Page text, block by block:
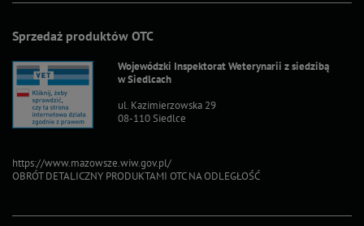
Sprzedaż produktów OTC
Wojewódzki Inspektorat Weterynarii z siedzibą
w Siedlcach
ul. Kazimierzowska 29
08-110 Siedlce
https://www.mazowsze.wiw.gov.pl/
OBRÓT DETALICZNY PRODUKTAMI OTC NA ODLEGŁOŚĆ